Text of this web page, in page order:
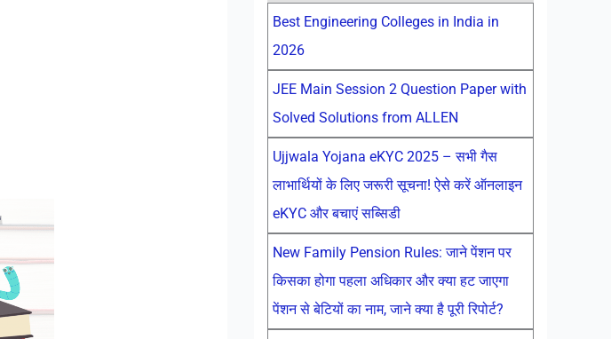
Best Engineering Colleges in India in
2026
JEE Main Session 2 Question Paper with
Solved Solutions from ALLEN
Ujjwala Yojana eKYC 2025 – सभी गैस
लाभार्थियों के लिए जरूरी सूचना! ऐसे करें ऑनलाइन
eKYC और बचाएं सब्सिडी
New Family Pension Rules: जाने पेंशन पर
किसका होगा पहला अधिकार और क्या हट जाएगा
पेंशन से बेटियों का नाम, जाने क्या है पूरी रिपोर्ट?